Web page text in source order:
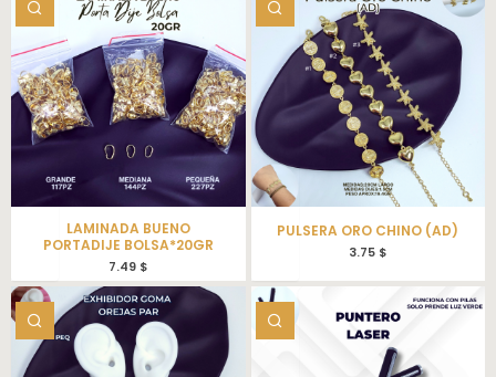
LAMINADA BUENO
PORTADIJE BOLSA*20GR
7.49 $
PULSERA ORO CHINO (AD)
3.75 $